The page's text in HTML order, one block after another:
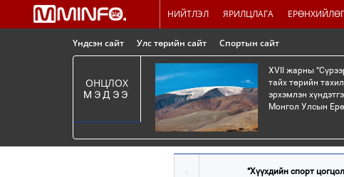
НИЙТЛЭЛ ЯРИЛЦЛАГА
Үндсэн сайт Улс төрийн сайт Спортын сайт
ОНЦЛОХ
МЭДЭЭ
XVII жарны
тайх төрийн
эрхэмлэн
Монгол Улсын
“Хүүхдийн спорт